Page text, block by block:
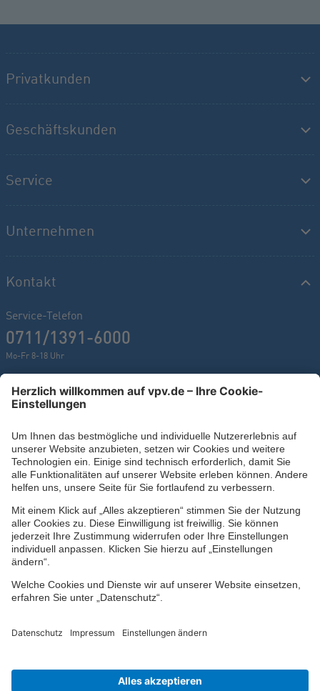
Privatkunden
Geschäftskunden
Service
Unternehmen
Kontakt
Service-Telefon
0711/1391-6000
Mo-Fr 8-18 Uhr
Kontaktformular
Impressum
Cookie-Einstellungen
Barrierefreiheit